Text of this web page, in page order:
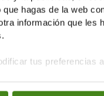
hagas de la web
información que
tus preferencias